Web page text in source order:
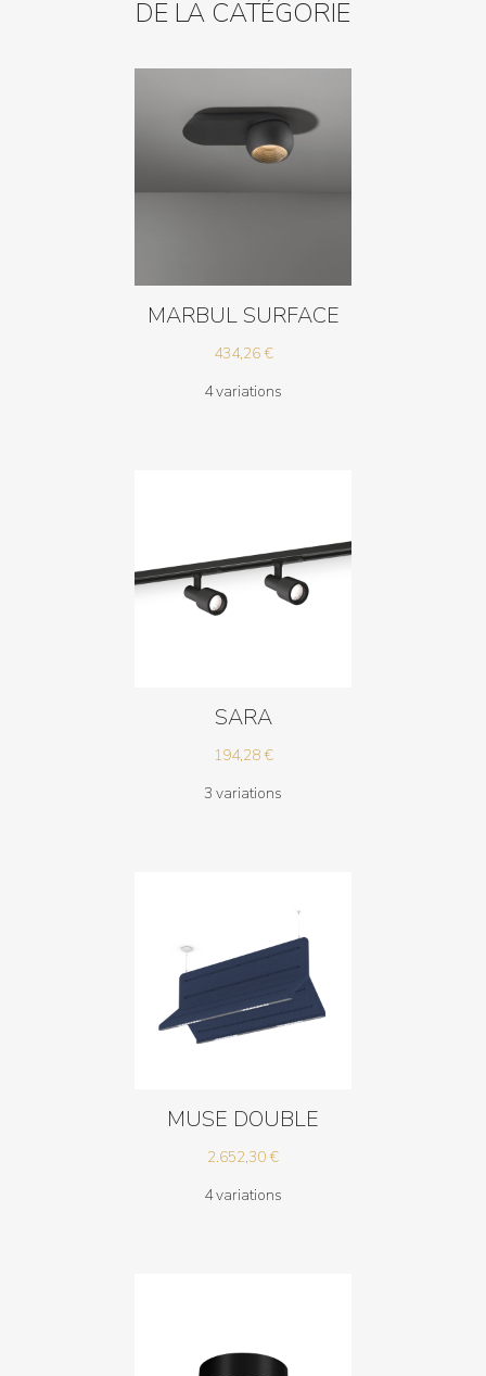
DE LA CATÉGORIE
MARBUL SURFACE
434,26€
4 variations
SARA
194,28€
3 variations
MUSE DOUBLE
2.652,30€
4 variations